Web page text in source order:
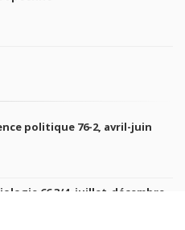
politique 76-2, avril-juin
66 3/4, juillet-décembre